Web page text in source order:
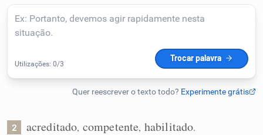
Corrigir Texto
Detector de IA
Humanizador de IA
2 acreditado, competente, habilitado.